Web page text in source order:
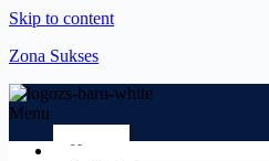
Skip to content
Zona Sukses
Menu
Home